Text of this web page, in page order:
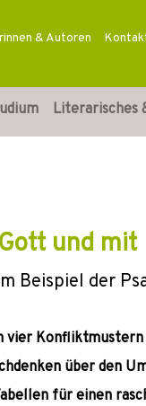
& Autoren
Literarisches
und mit
Beispiel der
vier Konfliktmustern
über den
für einen